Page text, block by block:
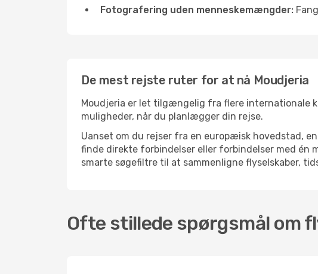
Fotografering uden menneskemængder:
De mest rejste ruter for at nå Moudjeria
Moudjeria er let tilgængelig fra flere internationale
muligheder, når du planlægger din rejse.
Uanset om du rejser fra en europæisk hovedstad,
finde direkte forbindelser eller forbindelser med én
smarte søgefiltre til at sammenligne flyselskaber,
Ofte stillede spørgsmål om